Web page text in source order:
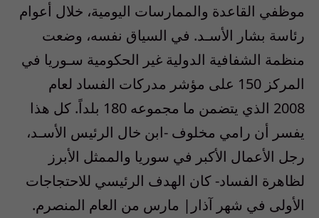
موظفي القاعدة والممارسات اليومية، خلال أعوام
رئاسة بشار الأسـد. في السياق نفسه، وضعت
منظمة الشفافية الدولية غير الحكومية سـوريا في
المركز 150 على مؤشر مدركات الفساد لعام
2008 الذي يتضمن ما مجموعه 180 بلداً. كل هذا
يفسر أن رامي مخلوف -ابن خال الرئيس الأسـد،
رجل الأعمال الأكبر في سوريا والممثل الأبرز
لظاهرة الفساد- كان الهدف الرئيسي للاحتجاجات
الأولى في شهر آذار| مارس من العام المنصرم.